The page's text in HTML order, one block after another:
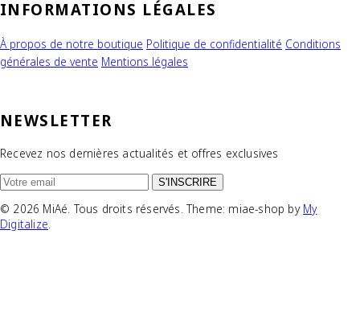
INFORMATIONS LÉGALES
À propos de notre boutique Politique de confidentialité Conditions
générales de vente Mentions légales
NEWSLETTER
Recevez nos dernières actualités et offres exclusives
S'INSCRIRE
© 2026 MiAé. Tous droits réservés. Theme: miae-shop by My
Digitalize.